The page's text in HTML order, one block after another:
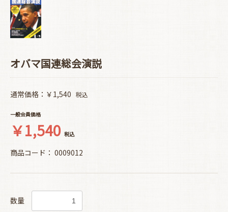
オバマ国連総会演説
通常価格：￥1,540 税込
一般会員価格
￥1,540 税込
商品コード： 0009012
数量